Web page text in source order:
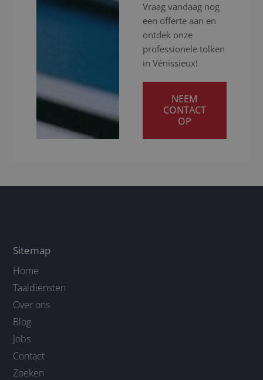
Vraag vandaag nog
een offerte aan en
ontdek onze
professionele tolken
in Vénissieux!
NEEM
CONTACT
OP
Sitemap
Home
Taaldiensten
Over ons
Blog
Jobs
Contact
Zoeken